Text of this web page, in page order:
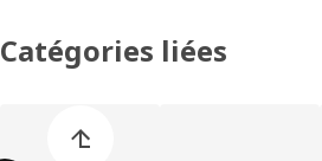
Catégories liées